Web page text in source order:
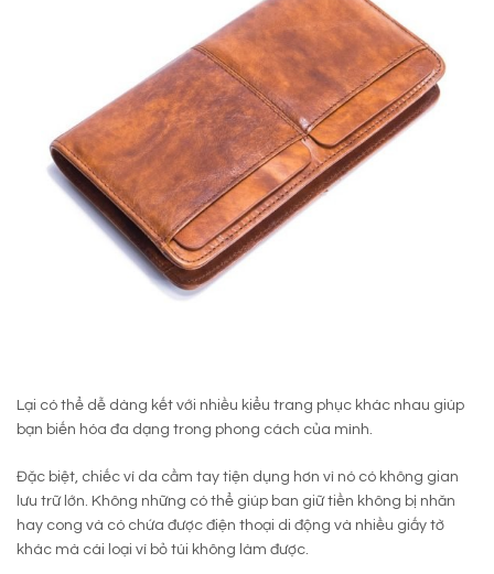
Lại có thể dễ dàng kết với nhiều kiểu trang phục khác nhau giúp
bạn biến hóa đa dạng trong phong cách của mình.
Đặc biệt, chiếc ví da cầm tay tiện dụng hơn vì nó có không gian
lưu trữ lớn. Không những có thể giúp ban giữ tiền không bị nhăn
hay cong và có chứa được điện thoại di động và nhiều giấy tờ
khác mà cái loại ví bỏ túi không làm được.